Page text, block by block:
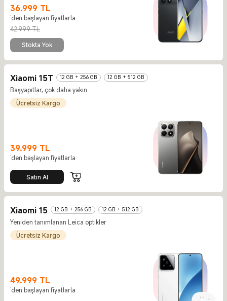
36.999 TL
Current Price TL36999
'den başlayan fiyatlarla
42.999 TL
Piyasa fiyatı 42.999 TL
Stokta Yok
Xiaomi 15T 12 GB + 256 GB 12 GB + 512 GB
Başyapıtlar, çok daha yakın
Ücretsiz Kargo
39.999 TL
Current Price TL39999
'den başlayan fiyatlarla
Satın Al
Xiaomi 15 12 GB + 256 GB 12 GB + 512 GB
Yeniden tanımlanan Leica optikler
Ücretsiz Kargo
49.999 TL
Current Price TL49999
'den başlayan fiyatlarla